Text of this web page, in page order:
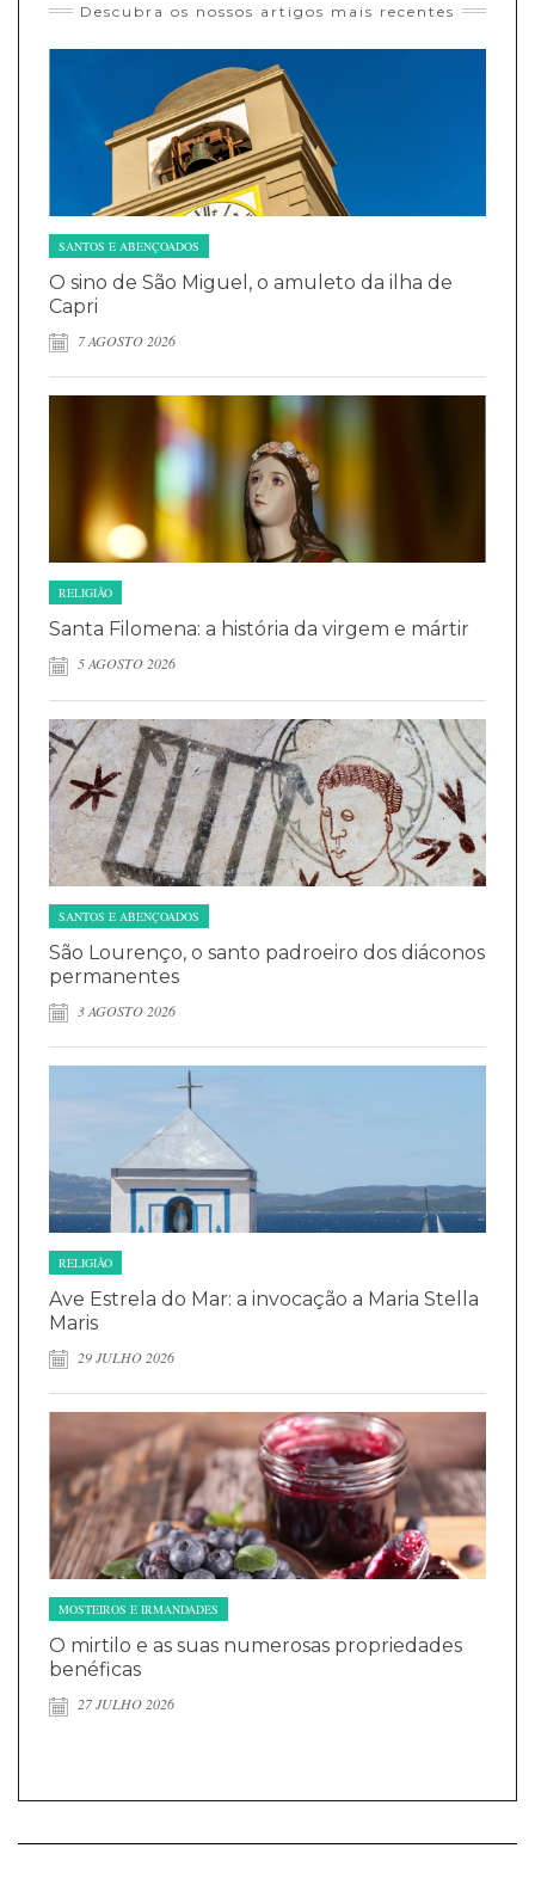
Descubra os nossos artigos mais recentes
SANTOS E ABENÇOADOS
O sino de São Miguel, o amuleto da ilha de
Capri
7 AGOSTO 2026
RELIGIÃO
Santa Filomena: a história da virgem e mártir
5 AGOSTO 2026
SANTOS E ABENÇOADOS
São Lourenço, o santo padroeiro dos diáconos
permanentes
3 AGOSTO 2026
RELIGIÃO
Ave Estrela do Mar: a invocação a Maria Stella
Maris
29 JULHO 2026
MOSTEIROS E IRMANDADES
O mirtilo e as suas numerosas propriedades
benéficas
27 JULHO 2026